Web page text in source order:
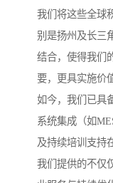
我们将这些全球
别是扬州及长三
结合，使得我们
要，更具实施价
如今，我们已具
系统集成（如
及持续培训支持
我们提供的不仅